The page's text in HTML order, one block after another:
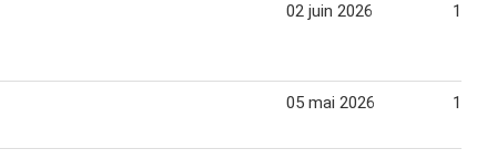
02 juin 2026 14
05 mai 2026 10